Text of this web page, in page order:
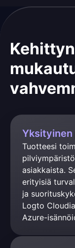
Yksityinen
Tuotteesi
asiakkaista.
erityisiä
ja
Logto
Azure-